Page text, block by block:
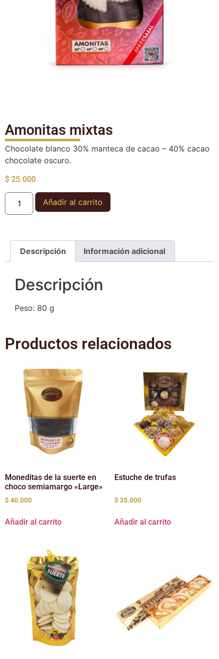
Amonitas mixtas
Chocolate blanco 30% manteca de cacao – 40% cacao
chocolate oscuro.
$ 25.000
Añadir al carrito
Descripción Información adicional
Descripción
Peso: 80 g
Productos relacionados
Moneditas de la suerte en
choco semiamargo «Large»
$40.000
Añadir al carrito
Estuche de trufas
$35.000
Añadir al carrito